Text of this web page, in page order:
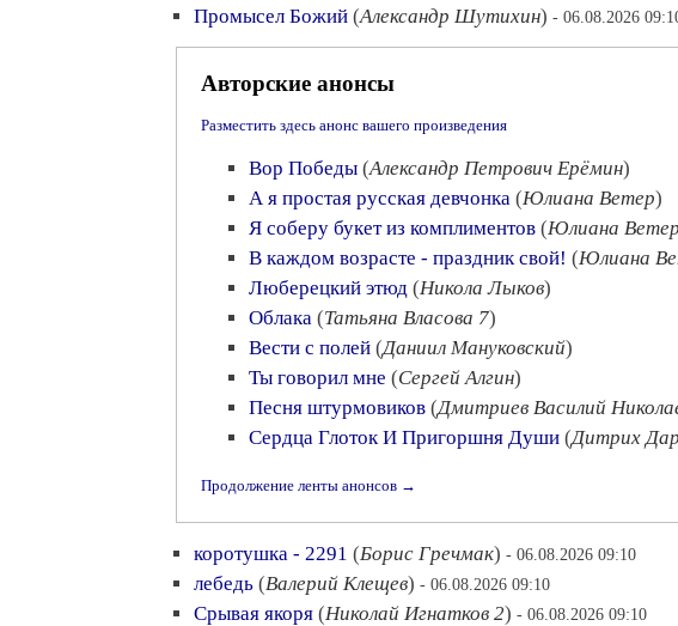
Промысел Божий (Александр Шутихин) - 06.08.2026
Авторские анонсы
Разместить здесь анонс вашего произведения
Вор Победы (Александр Петрович Ерёмин)
А я простая русская девчонка (Юлиана Ветер)
Я соберу букет из комплиментов (Юлиана Ветер
В каждом возрасте - праздник свой! (Юлиана
Люберецкий этюд (Никола Лыков)
Облака (Татьяна Власова 7)
Вести с полей (Даниил Мануковский)
Ты говорил мне (Сергей Алгин)
Песня штурмовиков (Дмитриев Василий
Сердца Глоток И Пригоршня Души (Дитрих
Продолжение ленты анонсов →
коротушка - 2291 (Борис Гречмак) - 06.08.2026 09:10
лебедь (Валерий Клещев) - 06.08.2026 09:10
Срывая якоря (Николай Игнатков 2) - 06.08.2026 09:10